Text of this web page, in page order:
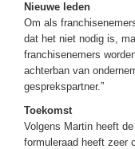
Nieuwe leden
Om als
dat het niet nodig is,
franchisenemers
achterban van
gesprekspartner.”
Toekomst
Volgens Martin heeft
formuleraad heeft zeer